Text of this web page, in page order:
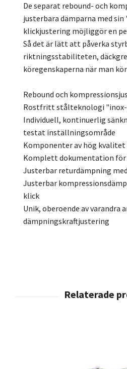
De separat rebound- och
justerbara dämparna med
klickjustering möjliggör en
Så det är lätt att påverka
riktningsstabiliteten,
köregenskaperna när man
Rebound och
Rostfritt stålteknologi
Individuell, kontinuerlig
testat inställningsområde
Komponenter av hög
Komplett dokumentation
Justerbar returdämpning
Justerbar
klick
Unik, oberoende av varandra
dämpningskraftjustering